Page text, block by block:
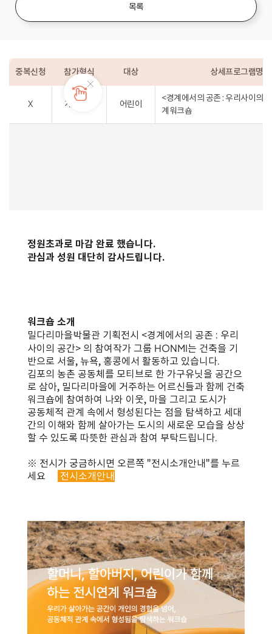
목록
중복신청 참가형식 대상 상세프로그램명
X 개인접수 어린이
<경계에서의 공존 : 우리사이의
계워크숍
정원초과로 마감 완료 했습니다.
관심과 성원 대단히 감사드립니다.
워크숍 소개
밀다리마을박물관 기획전시 <경계에서의 공존 : 우리
사이의 공간> 의 참여작가 그룹 HONMI는 건축을 기
반으로 서울, 뉴욕, 홍콩에서 활동하고 있습니다.
김포의 농촌 공동체를 모티브로 한 가구유닛을 공간으
로 삼아, 밀다리마을에 거주하는 어르신들과 함께 건축
워크숍에 참여하여 나와 이웃, 마을 그리고 도시가
공동체적 관계 속에서 형성된다는 점을 탐색하고 세대
간의 이해와 함께 살아가는 도시의 새로운 모습을 상상
할 수 있도록 따뜻한 관심과 참여 부탁드립니다.
※ 전시가 궁금하시면 오른쪽 "전시소개안내"를 누르
세요
전시소개안내